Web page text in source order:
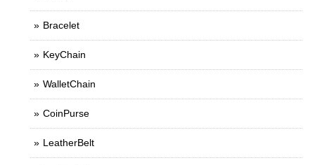
Bracelet
KeyChain
WalletChain
CoinPurse
LeatherBelt